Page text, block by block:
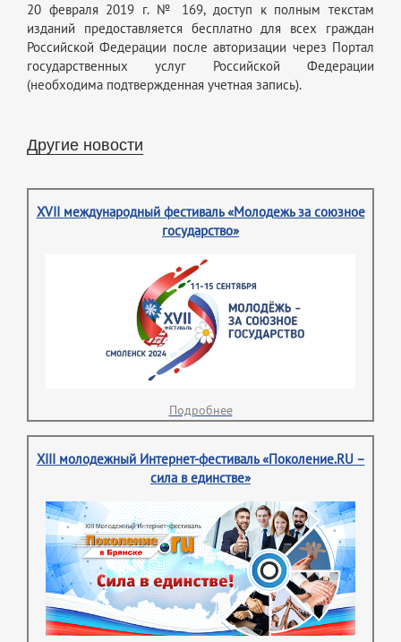
20 февраля 2019 г. № 169, доступ к полным текстам
изданий предоставляется бесплатно для всех граждан
Российской Федерации после авторизации через Портал
государственных услуг Российской Федерации
(необходима подтвержденная учетная запись).
Другие новости
XVII международный фестиваль «Молодежь за союзное
государство»
Подробнее
XIII молодежный Интернет-фестиваль «Поколение.RU –
сила в единстве»